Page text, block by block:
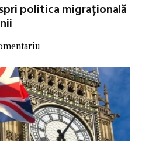
politica migrațională